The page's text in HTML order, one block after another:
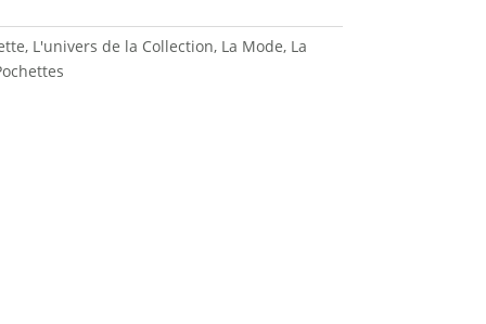
, L'univers de la Collection, La Mode, La